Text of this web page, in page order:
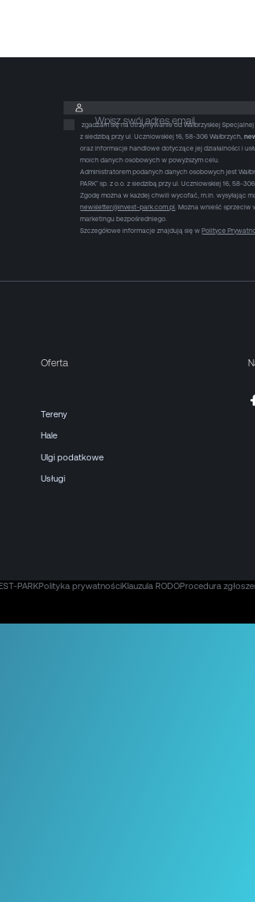
Wpisz swój adres email
zgadzam się na otrzymywanie od Wałbrzyskiej Specjalnej
z siedzibą przy ul. Uczniowskiej 16, 58-306 Wałbrzych,
oraz informacje handlowe dotyczące jej działalności i
moich danych osobowych w powyższym celu.
Administratorem podanych danych osobowych jest
PARK” sp. z o.o. z siedzibą przy ul. Uczniowskiej 16, 58-306
Zgodę można w każdej chwili wycofać, m.in. wysyłając
newsletter@invest-park.com.pl . Można wnieść
marketingu bezpośredniego.
Szczegółowe informacje znajdują się wPolityce
Oferta
Tereny
Hale
Ulgi podatkowe
Usługi
PARKPolityka prywatnościKlauzula RODOProcedura